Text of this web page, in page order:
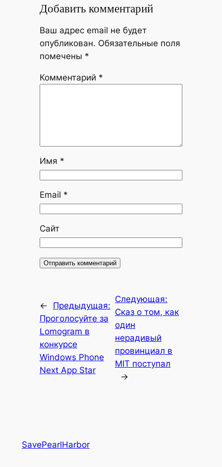
Добавить комментарий
Ваш адрес email не будет
опубликован. Обязательные поля
помечены *
Комментарий *
Имя *
Email *
Сайт
←
Предыдущая:
Проголосуйте за
Lomogram в
конкурсе
Windows Phone
Next App Star
Следующая:
Сказ о том, как
один
нерадивый
провинциал в
MIT поступал
→
SavePearlHarbor